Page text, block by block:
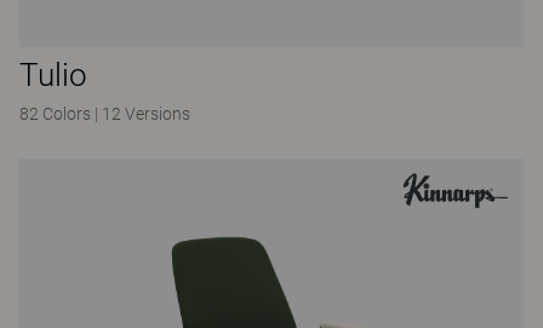
Tulio
82 Colors | 12 Versions